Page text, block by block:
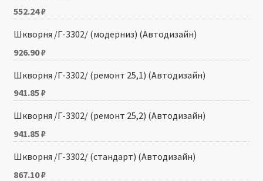
552.24₽
Шкворня /Г-3302/ (модерниз) (Автодизайн)
926.90₽
Шкворня /Г-3302/ (ремонт 25,1) (Автодизайн)
941.85₽
Шкворня /Г-3302/ (ремонт 25,2) (Автодизайн)
941.85₽
Шкворня /Г-3302/ (стандарт) (Автодизайн)
867.10₽